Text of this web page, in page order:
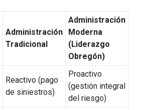
Administración
Tradicional
Administración
Moderna
(Liderazgo
Obregón)
Reactivo (pago
de siniestros)
Proactivo
(gestión integral
del riesgo)